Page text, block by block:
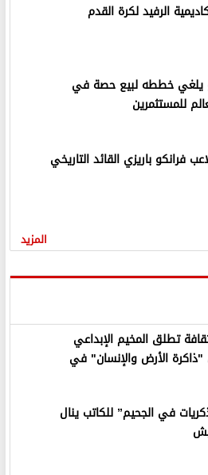
الرفيد لكرة القدم
يلغي خططه لبيع حصة في
للمستثمرين
فرانكو باريزي القائد التاريخي
المزيد
تطلق المخيم الإبداعي
"ذاكرة الأرض والإنسان" في
في الجحيم” للكاتب ينال